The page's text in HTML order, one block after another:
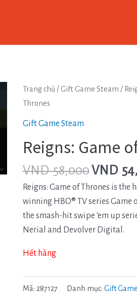
Trang chủ /Gift Game Steam /
Thrones
Gift Game Steam
Reigns: Game
VND58,000VND
Reigns: Game of Thrones is the
winning HBO® TV series Game
the smash-hit swipe ‘em up
Nerial and Devolver Digital.
Hết hàng
Mã: 287127 Danh mục: Gift